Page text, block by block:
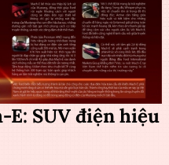
E: SUV điện hiệu